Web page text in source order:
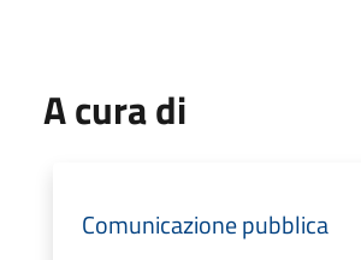
A cura di
Comunicazione pubblica